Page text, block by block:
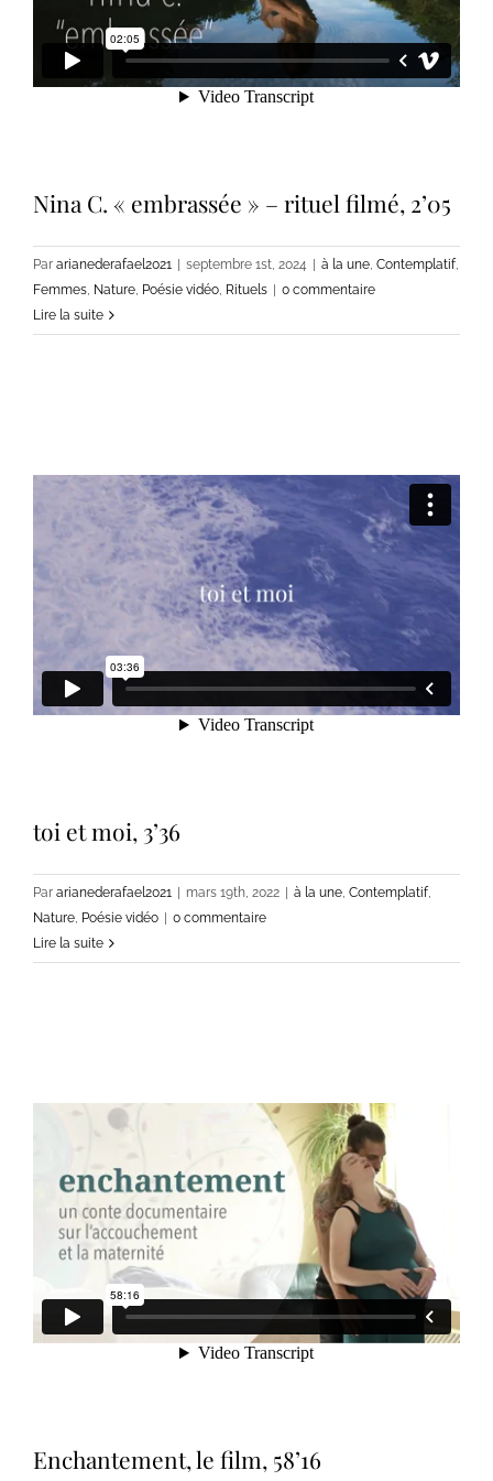
Nina C. « embrassée » – rituel filmé, 2’05
Par arianederafael2021 septembre 1st, 2024 à la une, Contemplatif,
Femmes, Nature, Poésie vidéo, Rituels
0 commentaire
Lire la suite
toi et moi, 3’36
Par arianederafael2021 | mars 19th, 2022 | à la une, Contemplatif,
Nature, Poésie vidéo | 0 commentaire
Lire la suite
Enchantement, le film, 58’16